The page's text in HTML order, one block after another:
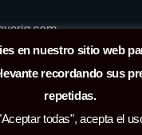
en nuestro sitio web
recordando sus
repetidas.
todas", acepta el